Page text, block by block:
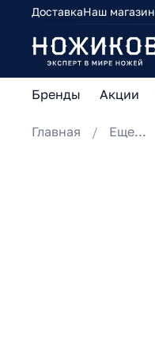
ДоставкаНаш магазин
Бренды Акции
Главная Еще...